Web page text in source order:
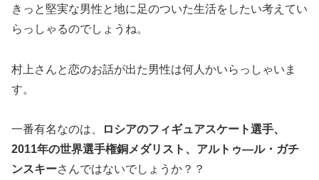
きっと堅実な男性と地に足のついた生活をしたい考えてい
らっしゃるのでしょうね。
村上さんと恋のお話が出た男性は何人かいらっしゃいま
す。
一番有名なのは、
ロシアのフィギュアスケート選手、
2011年の世界選手権銅メダリスト、アルトゥ―ル・ガチ
ンスキーさんではないでしょうか？？